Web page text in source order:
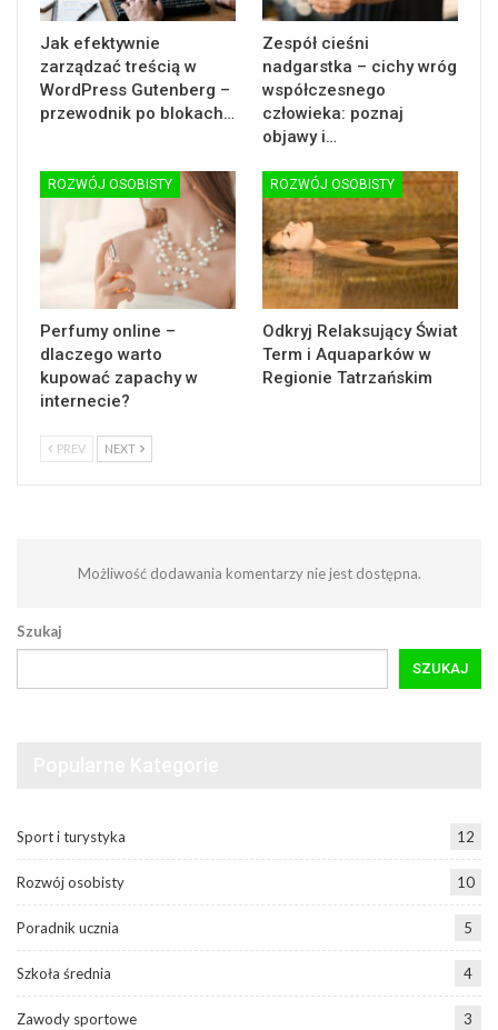
Jak efektywnie
zarządzać treścią w
WordPress Gutenberg –
przewodnik po blokach…
Zespół cieśni
nadgarstka – cichy wróg
współczesnego
człowieka: poznaj
objawy i…
ROZWÓJ OSOBISTY
Perfumy online –
dlaczego warto
kupować zapachy w
internecie?
ROZWÓJ OSOBISTY
Odkryj Relaksujący Świat
Term i Aquaparków w
Regionie Tatrzańskim
PREV NEXT
Możliwość dodawania komentarzy nie jest dostępna.
Szukaj
SZUKAJ
Sport i turystyka 12
Rozwój osobisty 10
Poradnik ucznia 5
Szkoła średnia 4
Zawody sportowe 3